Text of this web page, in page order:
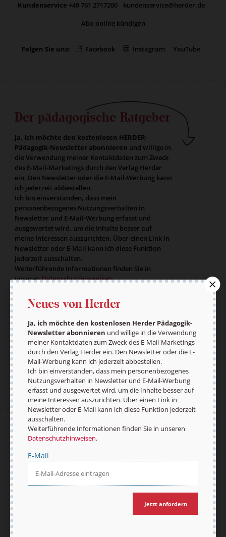
Kundenservice +49 761 2717200
kundenservice@herder.de
Abo online kündigen
Folgen Sie uns: Facebook Instagram YouTube
Der pädagogische Ratgeber
Ja, ich möchte den kostenlosen HERDER-
Pädagogik-Newsletter abonnieren und willige in
die Verwendung meiner Kontaktdaten zum Zweck
des E-Mail-Marketings durch den Verlag Herder
ein. Den Newsletter oder die E-Mail-Werbung kann
ich jederzeit abbestellen.
Ich bin einverstanden, dass mein
personenbezogenes Nutzungsverhalten in
Newsletter und E-Mail-Werbung erfasst und
ausgewertet wird, um die Inhalte besser auf
meine Interessen auszurichten. Über einen Link in
Newsletter oder E-Mail kann ich diese Funktion
jederzeit ausschalten.
Weiterführende Informationen finden Sie in
unserenDatenschutzhinweisen.
E-Mail
Jetzt anmelden
AGB und Widerrufsbelehrung
Datenschutz
Barrierefreiheit
Vertrag widerrufen Abo online kündigen
Neues von Herder
Ja, ich möchte den kostenlosen Herder Pädagogik-
Newsletter abonnieren und willige in die Verwendung
meiner Kontaktdaten zum Zweck des E-Mail-Marketings
durch den Verlag Herder ein. Den Newsletter oder die E-
Mail-Werbung kann ich jederzeit abbestellen.
Ich bin einverstanden, dass mein personenbezogenes
Nutzungsverhalten in Newsletter und E-Mail-Werbung
erfasst und ausgewertet wird, um die Inhalte besser auf
meine Interessen auszurichten. Über einen Link in
Newsletter oder E-Mail kann ich diese Funktion jederzeit
ausschalten.
Weiterführende Informationen finden Sie in unseren
Datenschutzhinweisen.
E-Mail
Jetzt anfordern